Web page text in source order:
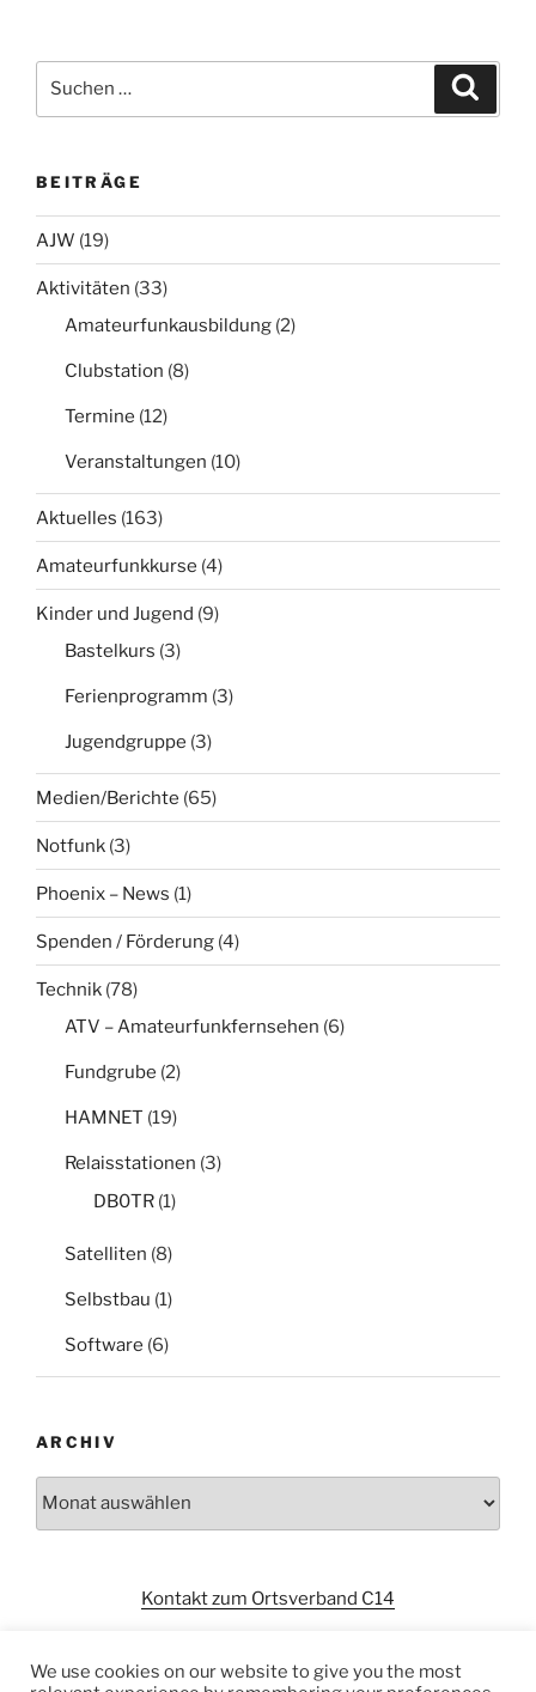
nach:
BEITRÄGE
AJW (19)
Aktivitäten (33)
Amateurfunkausbildung (2)
Clubstation (8)
Termine (12)
Veranstaltungen (10)
Aktuelles (163)
Amateurfunkkurse (4)
Kinder und Jugend (9)
Bastelkurs (3)
Ferienprogramm (3)
Jugendgruppe (3)
Medien/Berichte (65)
Notfunk (3)
Phoenix – News (1)
Spenden / Förderung (4)
Technik (78)
ATV – Amateurfunkfernsehen (6)
Fundgrube (2)
HAMNET (19)
Relaisstationen (3)
DB0TR (1)
Satelliten (8)
Selbstbau (1)
Software (6)
ARCHIV
Kontakt zum Ortsverband C14
We use cookies on our website to give you the most